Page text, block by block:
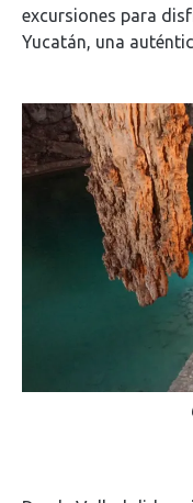
excursiones para
Yucatán, una